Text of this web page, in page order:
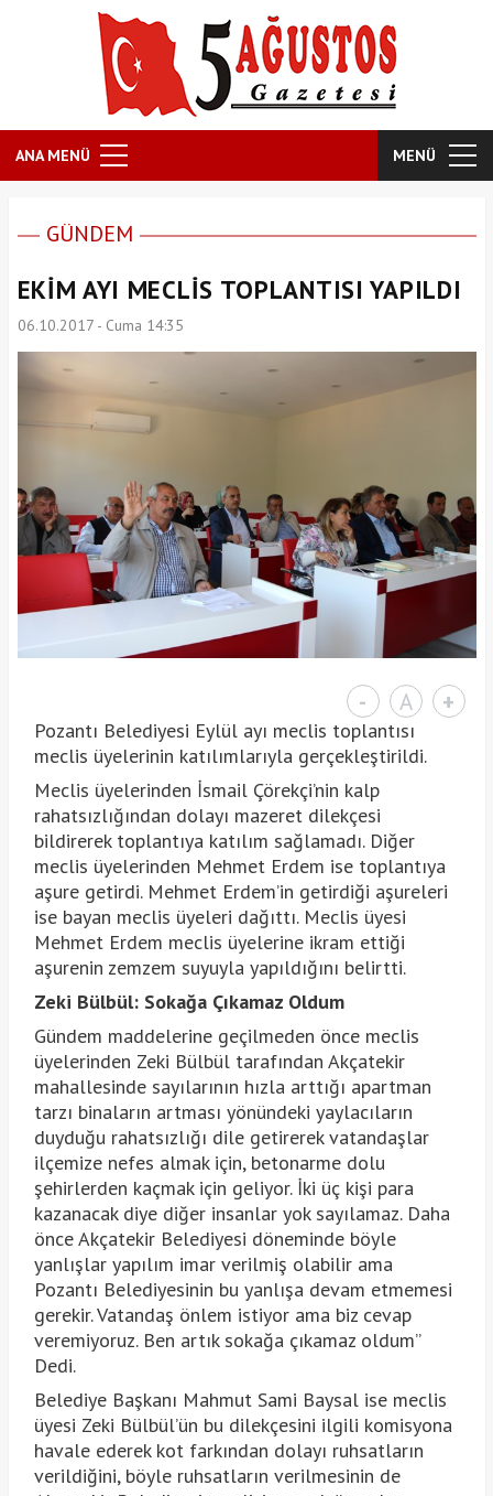
ANA MENÜ MENÜ
GÜNDEM
EKİM AYI MECLİS TOPLANTISI YAPILDI
06.10.2017 - Cuma 14:35
- A +
Pozantı Belediyesi Eylül ayı meclis toplantısı
meclis üyelerinin katılımlarıyla gerçekleştirildi.
Meclis üyelerinden İsmail Çörekçi’nin kalp
rahatsızlığından dolayı mazeret dilekçesi
bildirerek toplantıya katılım sağlamadı. Diğer
meclis üyelerinden Mehmet Erdem ise toplantıya
aşure getirdi. Mehmet Erdem’in getirdiği aşureleri
ise bayan meclis üyeleri dağıttı. Meclis üyesi
Mehmet Erdem meclis üyelerine ikram ettiği
aşurenin zemzem suyuyla yapıldığını belirtti.
Zeki Bülbül: Sokağa Çıkamaz Oldum
Gündem maddelerine geçilmeden önce meclis
üyelerinden Zeki Bülbül tarafından Akçatekir
mahallesinde sayılarının hızla arttığı apartman
tarzı binaların artması yönündeki yaylacıların
duyduğu rahatsızlığı dile getirerek vatandaşlar
ilçemize nefes almak için, betonarme dolu
şehirlerden kaçmak için geliyor. İki üç kişi para
kazanacak diye diğer insanlar yok sayılamaz. Daha
önce Akçatekir Belediyesi döneminde böyle
yanlışlar yapılım imar verilmiş olabilir ama
Pozantı Belediyesinin bu yanlışa devam etmemesi
gerekir. Vatandaş önlem istiyor ama biz cevap
veremiyoruz. Ben artık sokağa çıkamaz oldum”
Dedi.
Belediye Başkanı Mahmut Sami Baysal ise meclis
üyesi Zeki Bülbül’ün bu dilekçesini ilgili komisyona
havale ederek kot farkından dolayı ruhsatların
verildiğini, böyle ruhsatların verilmesinin de